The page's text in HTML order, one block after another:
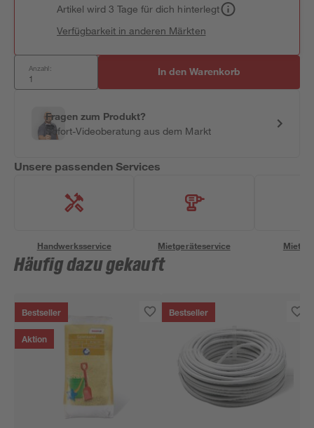
Artikel wird 3 Tage für dich hinterlegt
Verfügbarkeit in anderen Märkten
Anzahl: In den Warenkorb
Fragen zum Produkt?
Sofort-Videoberatung aus dem Markt
Unsere passenden Services
Handwerksservice Mietgeräteservice
Häufig dazu gekauft
Bestseller
Aktion
Bestseller